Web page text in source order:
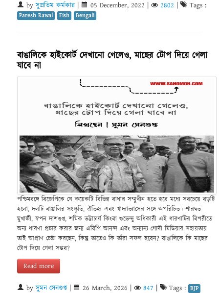
byসুপ্রতিম কর্মকার| 05 December, 2022 2802 Tags :
Paresh Rawal Fish Bengali
বাঙালিকে হাইকোর্ট দেখানো গেলেও, মাছের টোপ দিয়ে গেলা
যাবে না
পশ্চিমবঙ্গে বিজেপিকে যে কয়েকটি বিভিন্ন বাধার সম্মুখীন হতে হবে মধ্যে সবচেয়ে বড়টি
হলো, দলটি বাঙালির সংস্কৃতি, ঐতিহ্য এবং খাদ্যাভ্যাসের সঙ্গে অপরিচিত। শারদ্বত
মুখার্জী, স্বপন দাশগুপ্ত, শমিক ভট্টাচার্য কিংবা শুভেন্দু অধিকারী এই ধারণাটির বিপরীতে
অন্য ধারণা প্রচার করার জন্য এবিপি আনন্দ এবং অন্যান্য গোদী মিডিয়ার সহায়তায়
তাই আপ্রাণ চেষ্টা করছেন, কিন্তু তাতেও কি তাঁরা সফল হবেন? বাঙালিকে কি মাছের
টোপ দিয়ে গেলা সম্ভব?
Read more
byসুমন সেনগুপ্ত 26 March, 2026 847 Tags : BJP